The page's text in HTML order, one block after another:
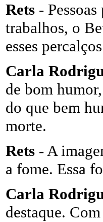
Rets -
trabalhos, o
esses
Carla
de bom
do que bem
morte.
Rets - A
a fome. Essa
Carla
destaque.